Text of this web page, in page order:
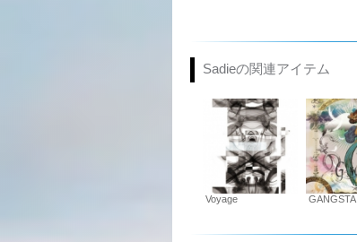
Sadieの関連アイテム
Voyage GANGSTA